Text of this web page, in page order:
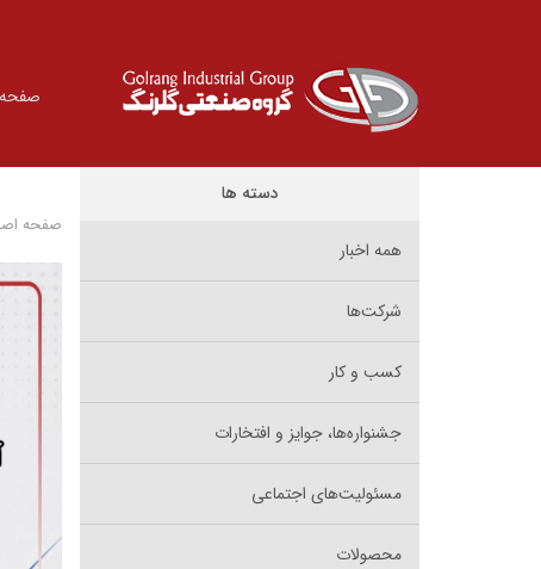
دسته ها
همه اخبار
شرکت‌ها
کسب و کار
جشنواره‌ها، جوایز و افتخارات
مسئولیت‌های اجتماعی
محصولات
صفحه